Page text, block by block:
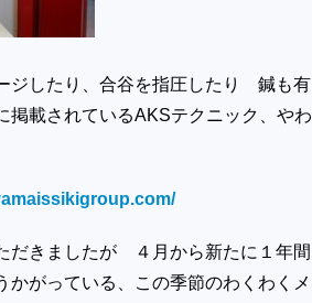
ジしたり、合谷を指圧したり 鍼も有
掲載されているAKSテクニック、やわ
だきましたが ４月から新たに１年間
がっている、この季節のわくわくメ